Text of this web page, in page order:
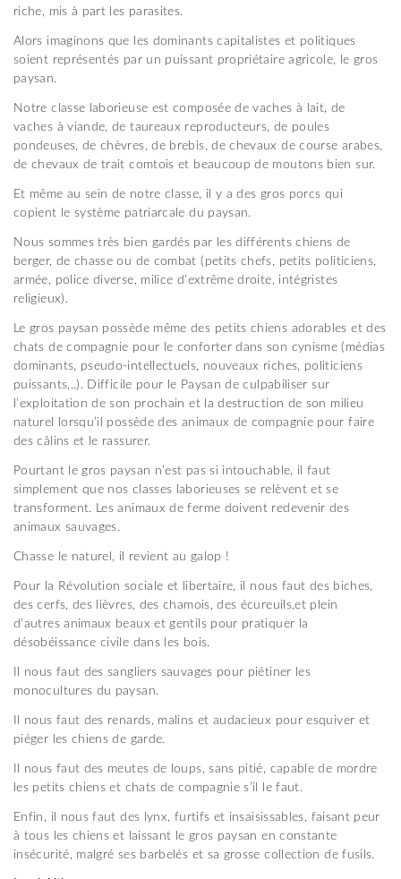
riche, mis à part les parasites.
Alors imaginons que les dominants capitalistes et politiques
soient représentés par un puissant propriétaire agricole, le gros
paysan.
Notre classe laborieuse est composée de vaches à lait, de
vaches à viande, de taureaux reproducteurs, de poules
pondeuses, de chèvres, de brebis, de chevaux de course arabes,
de chevaux de trait comtois et beaucoup de moutons bien sur.
Et même au sein de notre classe, il y a des gros porcs qui
copient le système patriarcale du paysan.
Nous sommes très bien gardés par les différents chiens de
berger, de chasse ou de combat (petits chefs, petits politiciens,
armée, police diverse, milice d’extrême droite, intégristes
religieux).
Le gros paysan possède même des petits chiens adorables et des
chats de compagnie pour le conforter dans son cynisme (médias
dominants, pseudo-intellectuels, nouveaux riches, politiciens
puissants,..). Difficile pour le Paysan de culpabiliser sur
l’exploitation de son prochain et la destruction de son milieu
naturel lorsqu’il possède des animaux de compagnie pour faire
des câlins et le rassurer.
Pourtant le gros paysan n’est pas si intouchable, il faut
simplement que nos classes laborieuses se relèvent et se
transforment. Les animaux de ferme doivent redevenir des
animaux sauvages.
Chasse le naturel, il revient au galop !
Pour la Révolution sociale et libertaire, il nous faut des biches,
des cerfs, des lièvres, des chamois, des écureuils,et plein
d’autres animaux beaux et gentils pour pratiquer la
désobéissance civile dans les bois.
Il nous faut des sangliers sauvages pour piétiner les
monocultures du paysan.
Il nous faut des renards, malins et audacieux pour esquiver et
piéger les chiens de garde.
Il nous faut des meutes de loups, sans pitié, capable de mordre
les petits chiens et chats de compagnie s’il le faut.
Enfin, il nous faut des lynx, furtifs et insaisissables, faisant peur
à tous les chiens et laissant le gros paysan en constante
insécurité, malgré ses barbelés et sa grosse collection de fusils.